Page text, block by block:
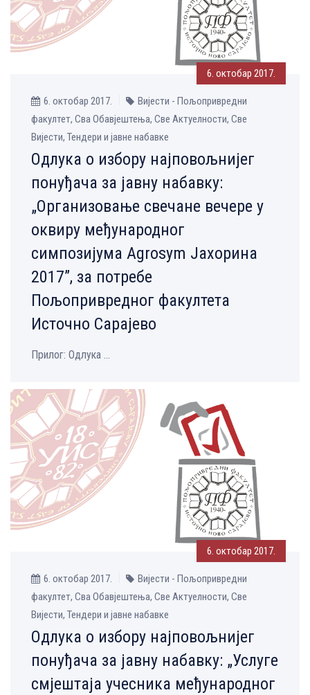
6. октобар 2017.
6. октобар 2017.
Вијести - Пољопривредни
факултет, Сва Обавјештења, Све Aктуелности, Све
Вијести, Тендери и јавне набавке
Одлука о избору најповољнијег
понуђача за јавну набавку:
„Oрганизовање свечане вечере у
оквиру међународног
симпозијума Agrosym Јахорина
2017”, за потребе
Пољопривредног факултета
Источно Сарајево
Прилог: Одлука ...
6. октобар 2017.
6. октобар 2017.
Вијести - Пољопривредни
факултет, Сва Обавјештења, Све Aктуелности, Све
Вијести, Тендери и јавне набавке
Одлука о избору најповољнијег
понуђача за јавну набавку: „Услуге
смјештаја учесника међународног